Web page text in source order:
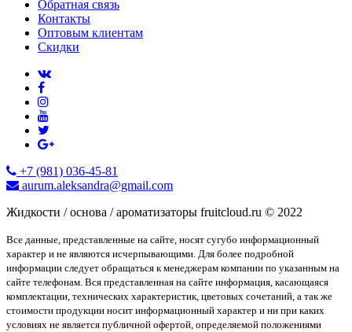
Обратная связь
Контакты
Оптовым клиентам
Скидки
+7 (981) 036-45-81
aurum.aleksandra@gmail.com
Жидкости / основа / ароматизаторы fruitcloud.ru © 2022
Все данные, представленные на сайте, носят сугубо информационный
характер и не являются исчерпывающими. Для более подробной
информации следует обращаться к менеджерам компании по указанным на
сайте телефонам. Вся представленная на сайте информация, касающаяся
комплектации, технических характеристик, цветовых сочетаний, а так же
стоимости продукции носит информационный характер и ни при каких
условиях не является публичной офертой, определяемой положениями